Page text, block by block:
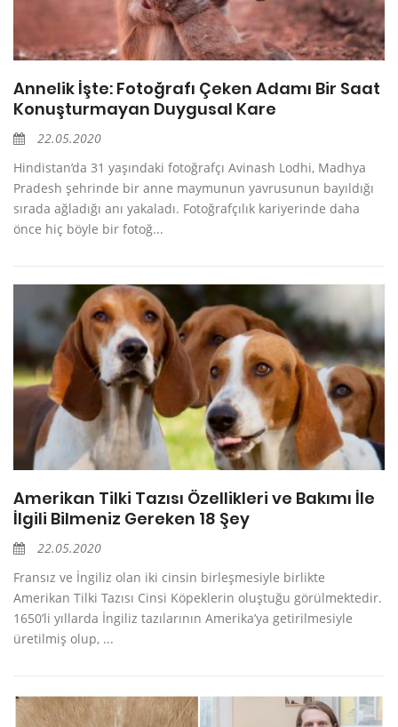
Annelik İşte: Fotoğrafı Çeken Adamı Bir Saat
Konuşturmayan Duygusal Kare
22.05.2020
Hindistan’da 31 yaşındaki fotoğrafçı Avinash Lodhi, Madhya
Pradesh şehrinde bir anne maymunun yavrusunun bayıldığı
sırada ağladığı anı yakaladı. Fotoğrafçılık kariyerinde daha
önce hiç böyle bir fotoğ...
Amerikan Tilki Tazısı Özellikleri ve Bakımı İle
İlgili Bilmeniz Gereken 18 Şey
22.05.2020
Fransız ve İngiliz olan iki cinsin birleşmesiyle birlikte
Amerikan Tilki Tazısı Cinsi Köpeklerin oluştuğu görülmektedir.
1650’li yıllarda İngiliz tazılarının Amerika’ya getirilmesiyle
üretilmiş olup, ...